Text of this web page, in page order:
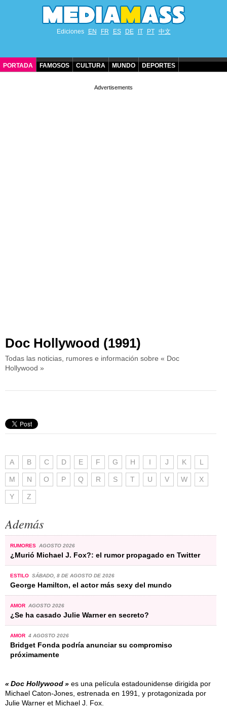
Ediciones EN FR ES DE IT PT 中文
PORTADA FAMOSOS CULTURA MUNDO DEPORTES
Doc Hollywood (1991)
Todas las noticias, rumores e información sobre « Doc
Hollywood »
A B C D E F G H I J K L
M N O P Q R S T U V W X
Y Z
Además
RUMORES AGOSTO 2026
¿Murió Michael J. Fox?: el rumor propagado en Twitter
ESTILO SÁBADO, 8 DE AGOSTO DE 2026
George Hamilton, el actor más sexy del mundo
AMOR AGOSTO 2026
¿Se ha casado Julie Warner en secreto?
AMOR 4 AGOSTO 2026
Bridget Fonda podría anunciar su compromiso
próximamente
Doc Hollywood
es una película estadounidense dirigida por
Michael Caton-Jones, estrenada en 1991, y protagonizada por
Julie Warner et Michael J. Fox.